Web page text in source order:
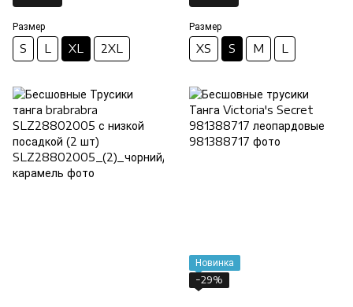
Размер
S L XL 2XL
Размер
XS S M L
Новинка
−29%